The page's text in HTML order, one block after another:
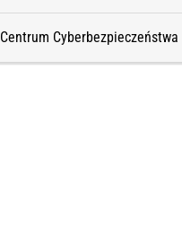
Centrum Cyberbezpieczeństwa